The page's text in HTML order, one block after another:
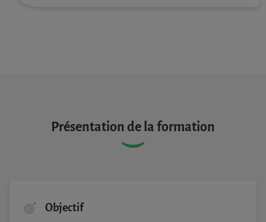
Présentation de la formation
Objectif